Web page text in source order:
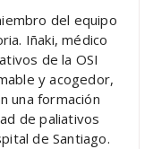
del equipo
Iñaki, médico
de la OSI
y acogedor,
una formación
de paliativos
de Santiago.